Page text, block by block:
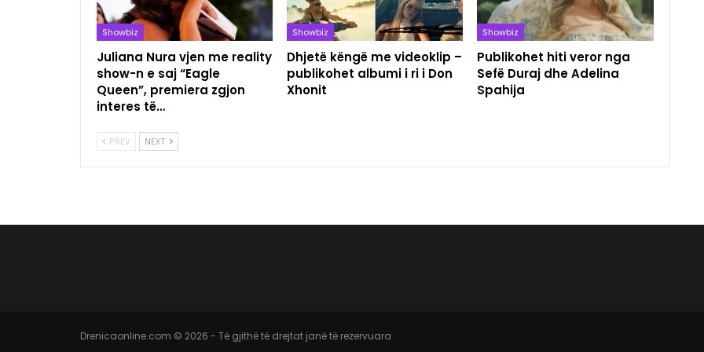
Showbiz
Juliana Nura vjen me reality
show-n e saj “Eagle
Queen”, premiera zgjon
interes të…
Showbiz
Dhjetë këngë me videoklip –
publikohet albumi i ri i Don
Xhonit
Showbiz
Publikohet hiti veror nga
Sefë Duraj dhe Adelina
Spahija
PREV NEXT
Drenicaonline.com © 2026 - Të gjithë të drejtat janë të rezervuara